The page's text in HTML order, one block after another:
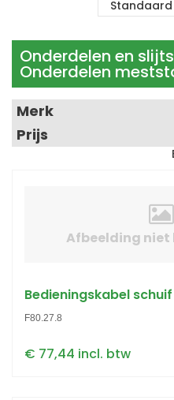
Onderdelen en
Onderdelen
Merk
Prijs
Afbeelding niet
Bedieningskabel schuif
F80.27.8
€ 77,44 incl. btw